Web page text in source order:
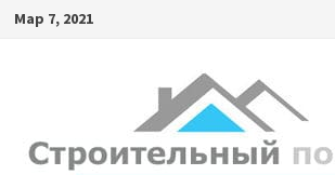
Мар 7, 2021